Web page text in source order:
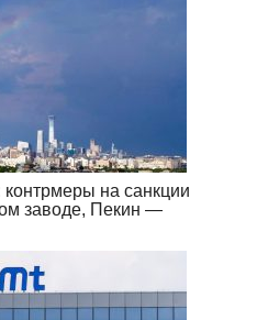
контрмеры на санкции
заводе, Пекин —